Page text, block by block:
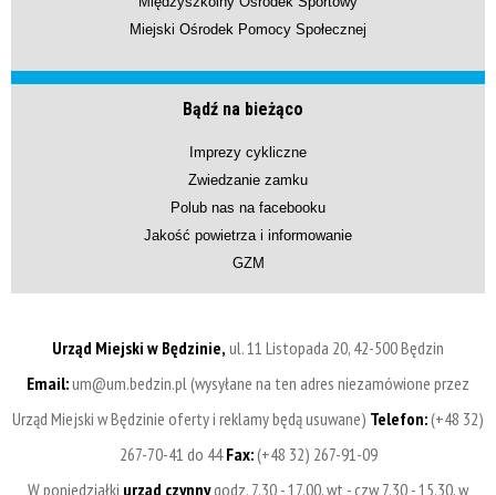
Miejski Ośrodek Pomocy Społecznej
Bądź na bieżąco
Imprezy cykliczne
Zwiedzanie zamku
Polub nas na facebooku
Jakość powietrza i informowanie
GZM
Urząd Miejski w Będzinie, ul. 11 Listopada 20, 42-500 Będzin
Email:um@um.bedzin.pl (wysyłane na ten adres niezamówione przez
Urząd Miejski w Będzinie oferty i reklamy będą usuwane) Telefon:(+48 32)
267-70-41 do 44Fax:(+48 32) 267-91-09
W poniedziałki urząd czynnygodz. 7.30 - 17.00, wt - czw 7.30 - 15.30, w